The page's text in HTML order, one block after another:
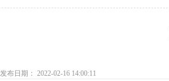
发布日期： 2022-02-16 14:00:11